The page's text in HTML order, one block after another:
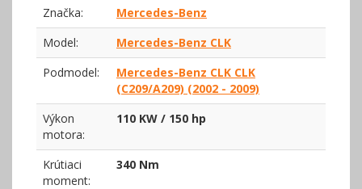
Značka:
Mercedes-Benz
Model:
Mercedes-Benz CLK
Podmodel:
Mercedes-Benz CLK CLK
(C209/A209) (2002 - 2009)
Výkon
motora:
110 KW / 150 hp
Krútiaci
moment:
340 Nm